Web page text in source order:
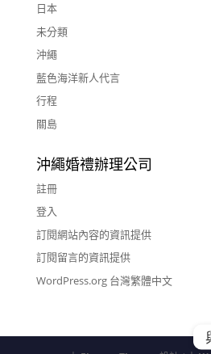
日本
未分類
沖繩
藍色海洋新人代言
行程
關島
沖繩婚禮辦理公司
註冊
登入
訂閱網站內容的資訊提供
訂閱留言的資訊提供
WordPress.org 台灣繁體中文